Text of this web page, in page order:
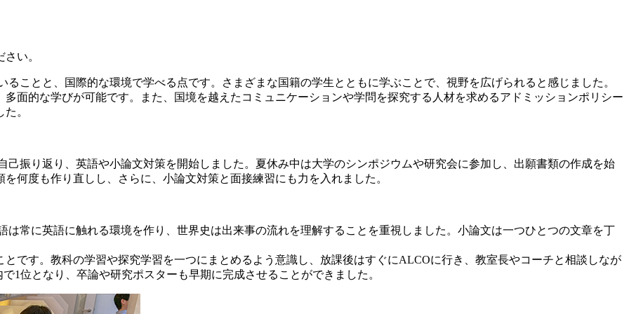
い。
ことと、国際的な環境で学べる点です。さまざまな国籍の学生とともに学ぶことで、視野を広げられると感じました。
面的な学びが可能です。また、国境を越えたコミュニケーションや学問を探究する人材を求めるアドミッションポリシー
。
振り返り、英語や小論文対策を開始しました。夏休み中は大学のシンポジウムや研究会に参加し、出願書類の作成を始
何度も作り直しし、さらに、小論文対策と面接練習にも力を入れました。
常に英語に触れる環境を作り、世界史は出来事の流れを理解することを重視しました。小論文は一つひとつの文章を丁
です。教科の学習や探究学習を一つにまとめるよう意識し、放課後はすぐにALCOに行き、教室長やコーチと相談しなが
1位となり、卒論や研究ポスターも早期に完成させることができました。